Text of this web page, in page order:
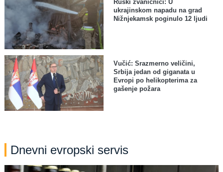
Ruski zvaničnici: U
ukrajinskom napadu na grad
Nižnjekamsk poginulo 12 ljudi
Vučić: Srazmerno veličini,
Srbija jedan od giganata u
Evropi po helikopterima za
gašenje požara
Dnevni evropski servis